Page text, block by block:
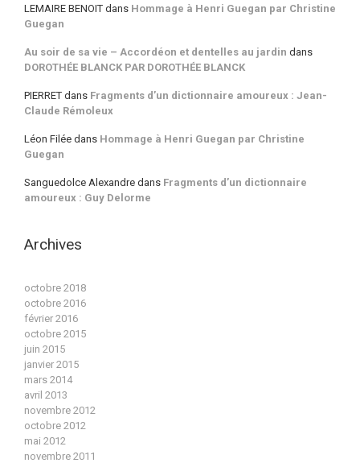
LEMAIRE BENOIT dans Hommage à Henri Guegan par Christine
Guegan
Au soir de sa vie – Accordéon et dentelles au jardin dans
DOROTHÉE BLANCK PAR DOROTHÉE BLANCK
PIERRET dans Fragments d’un dictionnaire amoureux : Jean-
Claude Rémoleux
Léon Filée dans Hommage à Henri Guegan par Christine
Guegan
Sanguedolce Alexandre dans Fragments d’un dictionnaire
amoureux : Guy Delorme
Archives
octobre 2018
octobre 2016
février 2016
octobre 2015
juin 2015
janvier 2015
mars 2014
avril 2013
novembre 2012
octobre 2012
mai 2012
novembre 2011